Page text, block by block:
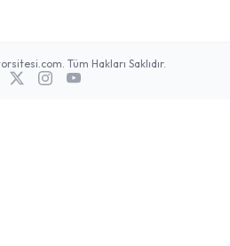
Tüm Hakları Saklıdır.